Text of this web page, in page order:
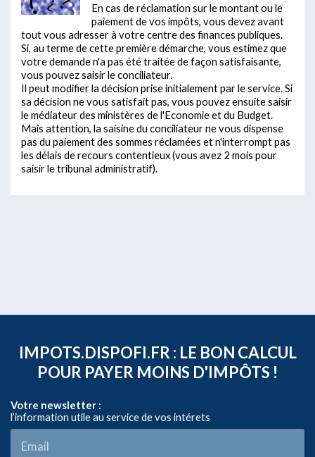
En cas de réclamation sur le montant ou le
paiement de vos impôts, vous devez avant
tout vous adresser à votre centre des finances publiques.
Si, au terme de cette première démarche, vous estimez que
votre demande n'a pas été traitée de façon satisfaisante,
vous pouvez saisir le conciliateur.
Il peut modifier la décision prise initialement par le service. Si
sa décision ne vous satisfait pas, vous pouvez ensuite saisir
le médiateur des ministères de l'Economie et du Budget.
Mais attention, la saisine du conciliateur ne vous dispense
pas du paiement des sommes réclamées et n'interrompt pas
les délais de recours contentieux (vous avez 2 mois pour
saisir le tribunal administratif).
IMPOTS.DISPOFI.FR : LE BON CALCUL
POUR PAYER MOINS D'IMPÔTS !
Votre newsletter :
l’information utile au service de vos intérets